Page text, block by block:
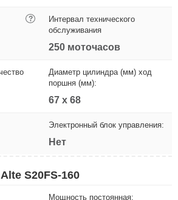
?
Интервал технического
обслуживания
250 моточасов
Диаметр цилиндра (мм) ход
поршня (мм):
67 х 68
Электронный блок управления:
Нет
S20FS-160
Мощность постоянная: